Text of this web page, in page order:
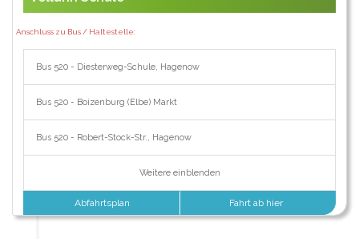
Anschluss zu Bus / Haltestelle:
Bus 520 - Diesterweg-Schule, Hagenow
Bus 520 - Boizenburg (Elbe) Markt
Bus 520 - Robert-Stock-Str., Hagenow
Weitere einblenden
Abfahrtsplan Fahrt ab hier